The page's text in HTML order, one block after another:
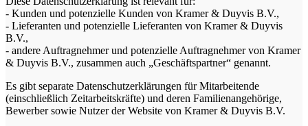
- Kunden und potenzielle Kunden von Kramer & Duyvis B.V.,
- Lieferanten und potenzielle Lieferanten von Kramer & Duyvis
B.V.,
- andere Auftragnehmer und potenzielle Auftragnehmer von Kramer
& Duyvis B.V., zusammen auch „Geschäftspartner“ genannt.
Es gibt separate Datenschutzerklärungen für Mitarbeitende
(einschließlich Zeitarbeitskräfte) und deren Familienangehörige,
Bewerber sowie Nutzer der Website von Kramer & Duyvis B.V.